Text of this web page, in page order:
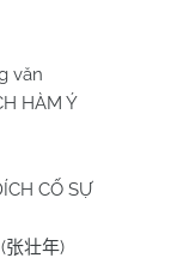
văn
HÀM Ý
CỐ SỰ
张壮年)